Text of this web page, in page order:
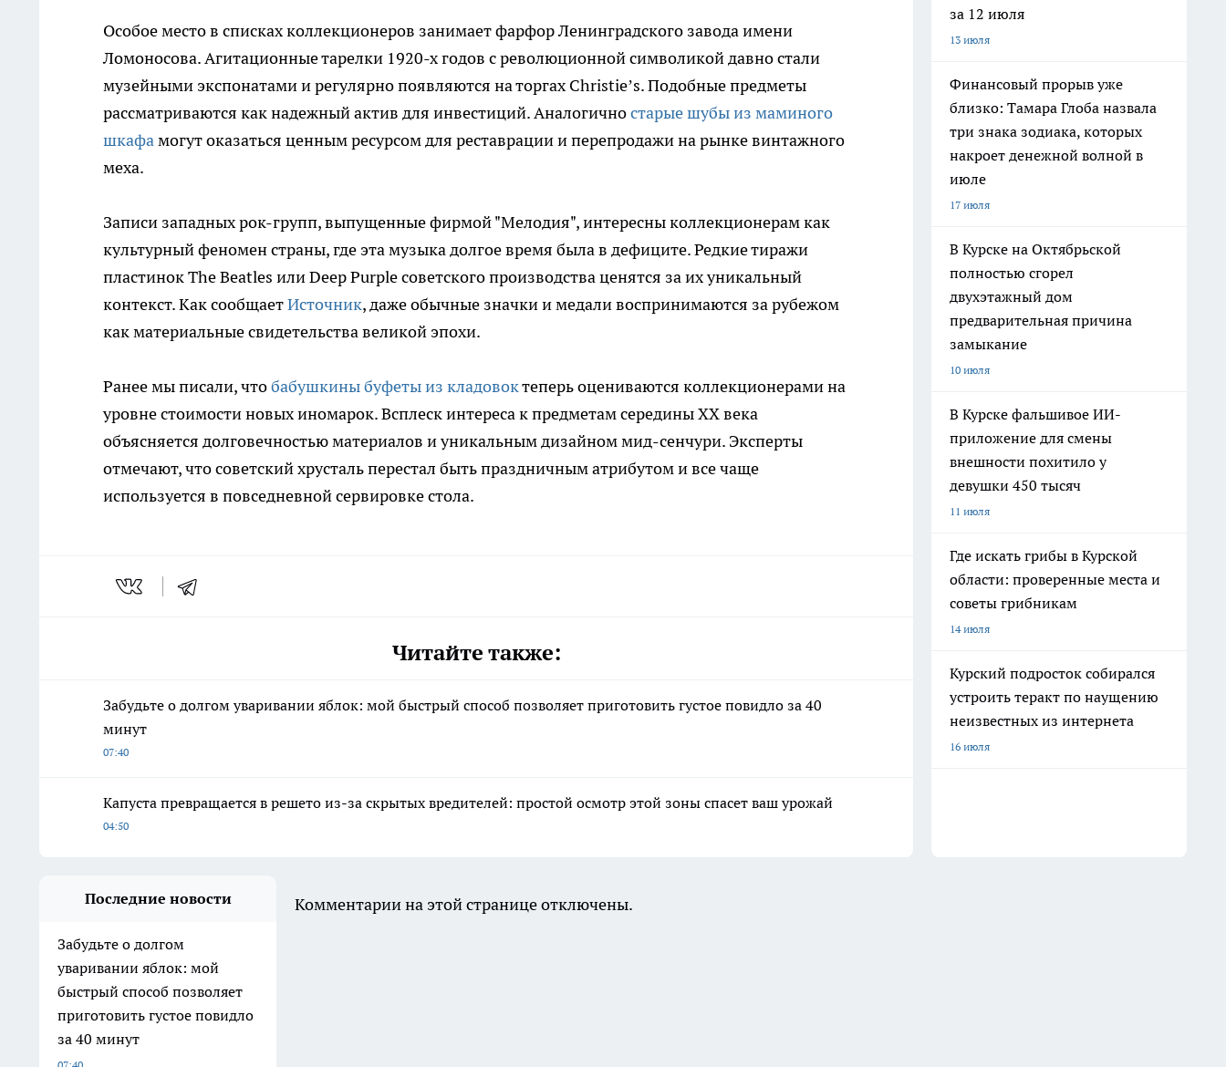
Особое место в списках коллекционеров занимает фарфор Ленинградского завода имени
Ломоносова. Агитационные тарелки 1920-х годов с революционной символикой давно стали
музейными экспонатами и регулярно появляются на торгах Christie’s. Подобные предметы
рассматриваются как надежный актив для инвестиций. Аналогичностарые шубы из маминого
шкафамогут оказаться ценным ресурсом для реставрации и перепродажи на рынке винтажного
меха.
Записи западных рок-групп, выпущенные фирмой "Мелодия", интересны коллекционерам как
культурный феномен страны, где эта музыка долгое время была в дефиците. Редкие тиражи
пластинок The Beatles или Deep Purple советского производства ценятся за их уникальный
контекст. Как сообщаетИсточник, даже обычные значки и медали воспринимаются за рубежом
как материальные свидетельства великой эпохи.
Ранее мы писали, чтобабушкины буфеты из кладовоктеперь оцениваются коллекционерами на
уровне стоимости новых иномарок. Всплеск интереса к предметам середины XX века
объясняется долговечностью материалов и уникальным дизайном мид-сенчури. Эксперты
отмечают, что советский хрусталь перестал быть праздничным атрибутом и все чаще
используется в повседневной сервировке стола.
Читайте также:
Забудьте о долгом уваривании яблок: мой быстрый способ позволяет приготовить густое повидло за 40
минут
07:40
Капуста превращается в решето из-за скрытых вредителей: простой осмотр этой зоны спасет ваш урожай
04:50
за 12 июля
13 июля
Финансовый прорыв уже
близко: Тамара Глоба назвала
три знака зодиака, которых
накроет денежной волной в
июле
17 июля
В Курске на Октябрьской
полностью сгорел
двухэтажный дом
предварительная причина
замыкание
10 июля
В Курске фальшивое ИИ-
приложение для смены
внешности похитило у
девушки 450 тысяч
11 июля
Где искать грибы в Курской
области: проверенные места и
советы грибникам
14 июля
Курский подросток собирался
устроить теракт по наущению
неизвестных из интернета
16 июля
Последние новости
Забудьте о долгом
уваривании яблок: мой
быстрый способ позволяет
приготовить густое повидло
за 40 минут
Комментарии на этой странице отключены.